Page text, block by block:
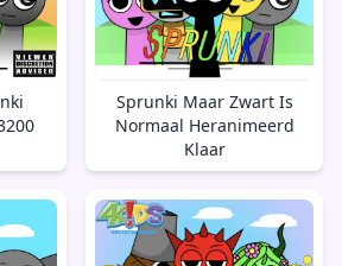
Sprunki Maar Zwart Is
Normaal Heranimeerd
Klaar